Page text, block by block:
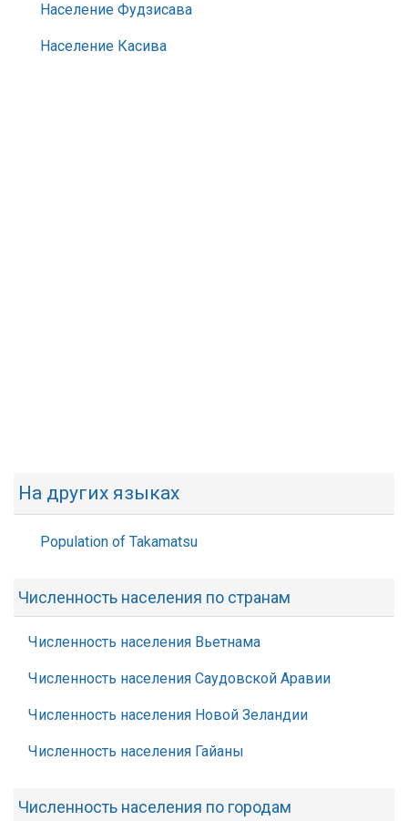
Население Фудзисава
Население Касива
На других языках
Population of Takamatsu
Численность населения по странам
Численность населения Вьетнама
Численность населения Саудовской Аравии
Численность населения Новой Зеландии
Численность населения Гайаны
Численность населения по городам